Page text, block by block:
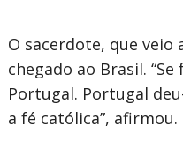
O sacerdote, que veio
chegado ao Brasil.
Portugal. Portugal
a fé católica”, afirmou.